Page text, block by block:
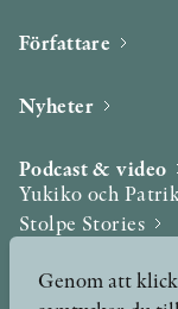
Författare
Nyheter
Podcast & video
Yukiko och
Stolpe Stories
Genom att